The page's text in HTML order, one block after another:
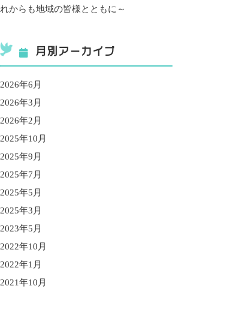
れからも地域の皆様とともに～
月別アーカイブ
2026年6月
2026年3月
2026年2月
2025年10月
2025年9月
2025年7月
2025年5月
2025年3月
2023年5月
2022年10月
2022年1月
2021年10月